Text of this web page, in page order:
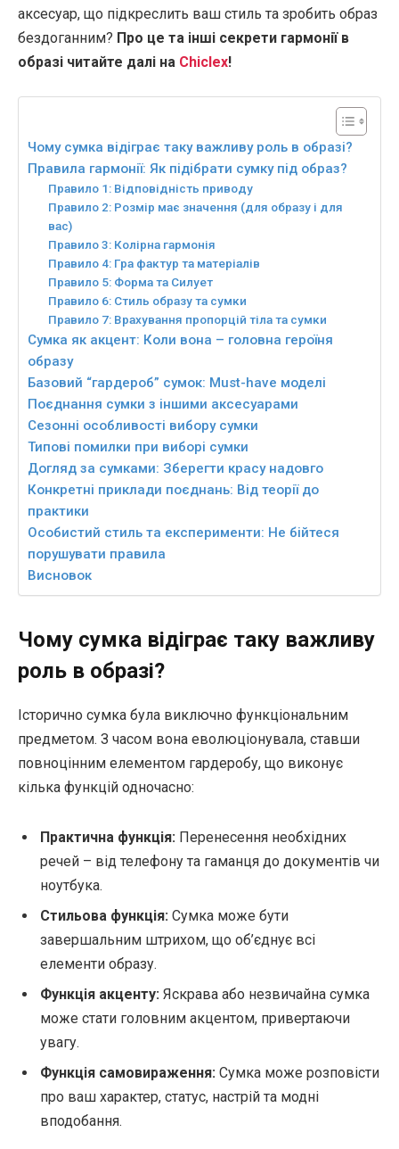
аксесуар, що підкреслить ваш стиль та зробить образ
бездоганним? Про це та інші секрети гармонії в
образі читайте далі на Chiclex!
Чому сумка відіграє таку важливу роль в образі?
Правила гармонії: Як підібрати сумку під образ?
Правило 1: Відповідність приводу
Правило 2: Розмір має значення (для образу і для
вас)
Правило 3: Колірна гармонія
Правило 4: Гра фактур та матеріалів
Правило 5: Форма та Силует
Правило 6: Стиль образу та сумки
Правило 7: Врахування пропорцій тіла та сумки
Сумка як акцент: Коли вона – головна героїня
образу
Базовий “гардероб” сумок: Must-have моделі
Поєднання сумки з іншими аксесуарами
Сезонні особливості вибору сумки
Типові помилки при виборі сумки
Догляд за сумками: Зберегти красу надовго
Конкретні приклади поєднань: Від теорії до
практики
Особистий стиль та експерименти: Не бійтеся
порушувати правила
Висновок
Чому сумка відіграє таку важливу
роль в образі?
Історично сумка була виключно функціональним
предметом. З часом вона еволюціонувала, ставши
повноцінним елементом гардеробу, що виконує
кілька функцій одночасно:
Практична функція: Перенесення необхідних
речей – від телефону та гаманця до документів чи
ноутбука.
Стильова функція: Сумка може бути
завершальним штрихом, що об’єднує всі
елементи образу.
Функція акценту: Яскрава або незвичайна сумка
може стати головним акцентом, привертаючи
увагу.
Функція самовираження: Сумка може розповісти
про ваш характер, статус, настрій та модні
вподобання.